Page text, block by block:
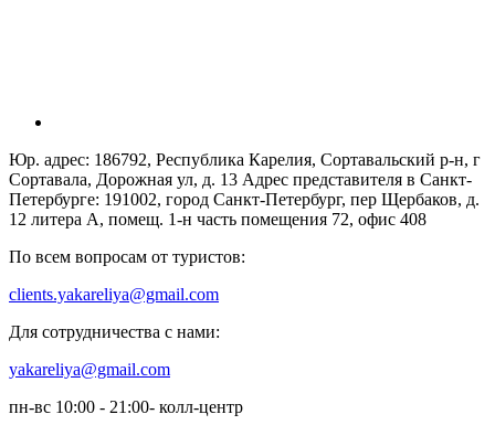
Юр. адрес: 186792, Республика Карелия, Сортавальский р-н, г
Сортавала, Дорожная ул, д. 13 Адрес представителя в Санкт-
Петербурге: 191002, город Санкт-Петербург, пер Щербаков, д.
12 литера А, помещ. 1-н часть помещения 72, офис 408
По всем вопросам от туристов:
clients.yakareliya@gmail.com
Для сотрудничества с нами:
yakareliya@gmail.com
пн-вс 10:00 - 21:00- колл-центр